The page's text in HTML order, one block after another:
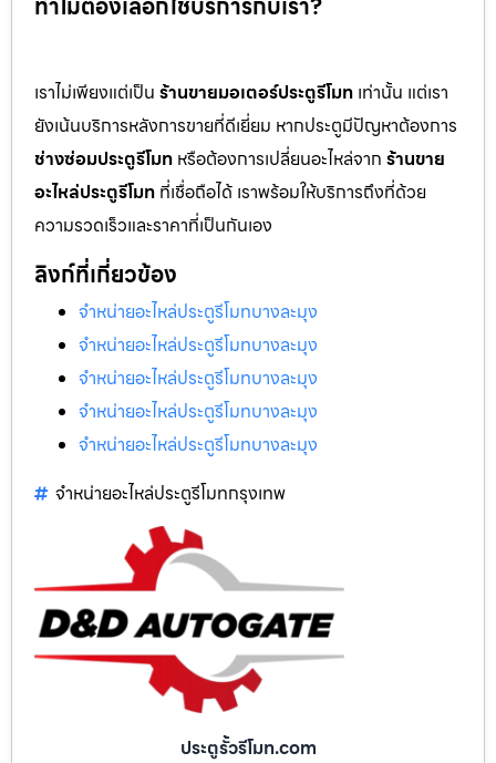
เราไม่เพียงแต่เป็น ร้านขายมอเตอร์ประตูรีโมท เท่านั้น แต่เรา
ยังเน้นบริการหลังการขายที่ดีเยี่ยม หากประตูมีปัญหาต้องการ
ช่างซ่อมประตูรีโมท หรือต้องการเปลี่ยนอะไหล่จาก ร้านขาย
อะไหล่ประตูรีโมท ที่เชื่อถือได้ เราพร้อมให้บริการถึงที่ด้วย
ความรวดเร็วและราคาที่เป็นกันเอง
ลิงก์ที่เกี่ยวข้อง
จำหน่ายอะไหล่ประตูรีโมทบางละมุง
จำหน่ายอะไหล่ประตูรีโมทบางละมุง
จำหน่ายอะไหล่ประตูรีโมทบางละมุง
จำหน่ายอะไหล่ประตูรีโมทบางละมุง
จำหน่ายอะไหล่ประตูรีโมทบางละมุง
จำหน่ายอะไหล่ประตูรีโมทกรุงเทพ
ประตูรั้วรีโมท.com